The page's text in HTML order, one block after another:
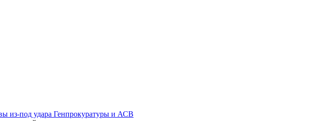
из-под удара Генпрокуратуры и АСВ